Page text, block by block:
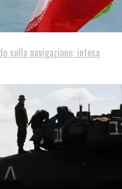
sulla navigazione: intesa